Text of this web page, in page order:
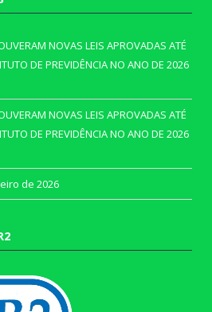
NOVAS LEIS APROVADAS ATÉ
DE PREVIDÊNCIA NO ANO DE 2026
NOVAS LEIS APROVADAS ATÉ
DE PREVIDÊNCIA NO ANO DE 2026
de 2026